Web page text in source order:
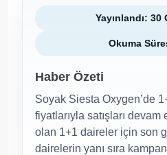
Yayınlandı: 30
Okuma
Haber Özeti
Soyak Siesta Oxygen’de
fiyatlarıyla satışları devam
olan 1+1 daireler için son
dairelerin yanı sıra